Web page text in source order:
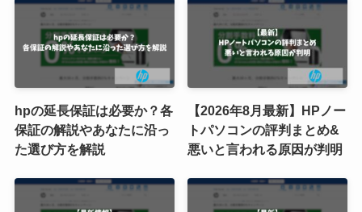
hpの延長保証は必要か？各
保証の解説やあなたに沿っ
た選び方を解説
【2026年8月最新】HPノー
トパソコンの評判まとめ&
悪いと言われる原因が判明